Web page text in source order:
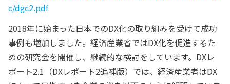
c/dgc2.pdf
2018年に始まった日本でのDX化の取り組みを受けて成功
事例も増加しました。経済産業省ではDX化を促進するた
めの研究会を開催し、継続的な検討をしています。DXレ
ポート2.1（DXレポート2追補版）では、経済産業者はDX